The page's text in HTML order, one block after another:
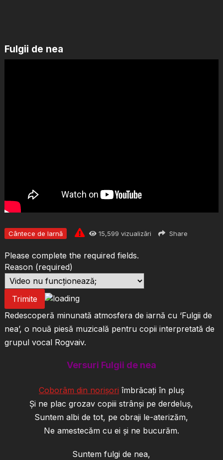
Fulgii de nea
Cântece de Iarnă 15,599 vizualizări Share
Please complete the required fields.
Reason (required)
Trimite
Redescoperă minunată atmosfera de iarnă cu ‘Fulgii de
nea’, o nouă piesă muzicală pentru copii interpretată de
grupul vocal Rogvaiv.
Versuri Fulgii de nea
Coborâm din norişori îmbrăcaţi în pluş
Şi ne plac grozav copiii strânşi pe derdeluş,
Suntem albi de tot, pe obraji le-aterizăm,
Ne amestecăm cu ei şi ne bucurăm.
Suntem fulgi de nea,